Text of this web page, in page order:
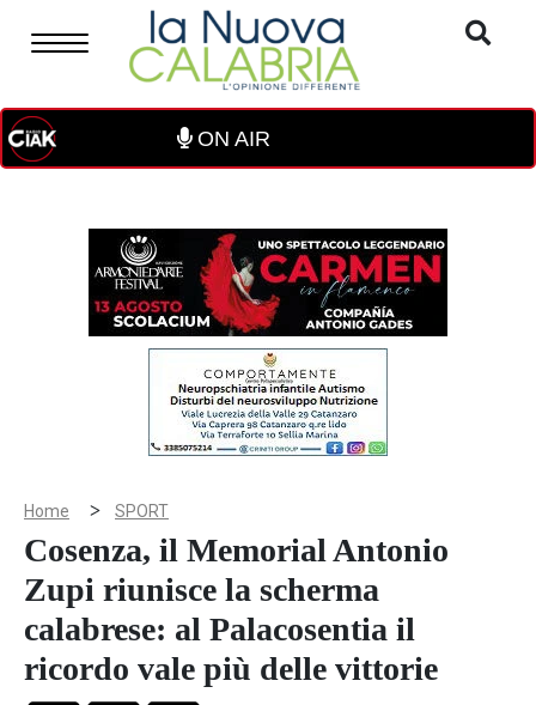
ON AIR
Home > SPORT
Cosenza, il Memorial Antonio
Zupi riunisce la scherma
calabrese: al Palacosentia il
ricordo vale più delle vittorie